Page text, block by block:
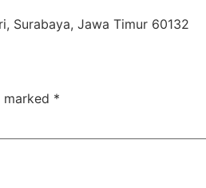
Surabaya, Jawa Timur 60132
marked *